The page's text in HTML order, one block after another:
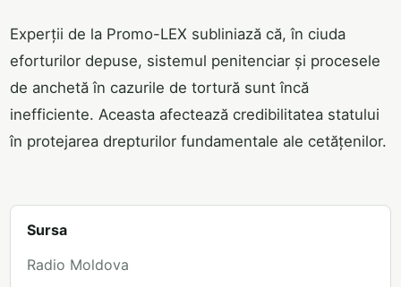
Experții de la Promo-LEX subliniază că, în ciuda
eforturilor depuse, sistemul penitenciar și procesele
de anchetă în cazurile de tortură sunt încă
inefficiente. Aceasta afectează credibilitatea statului
în protejarea drepturilor fundamentale ale cetățenilor.
Sursa
Radio Moldova